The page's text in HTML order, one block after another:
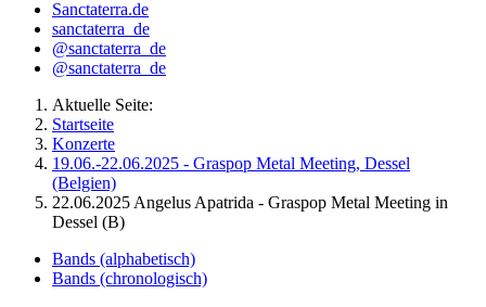
Sanctaterra.de
sanctaterra_de
@sanctaterra_de
@sanctaterra_de
Aktuelle Seite:
Startseite
Konzerte
19.06.-22.06.2025 - Graspop Metal Meeting, Dessel
(Belgien)
22.06.2025 Angelus Apatrida - Graspop Metal Meeting in
Dessel (B)
Bands (alphabetisch)
Bands (chronologisch)